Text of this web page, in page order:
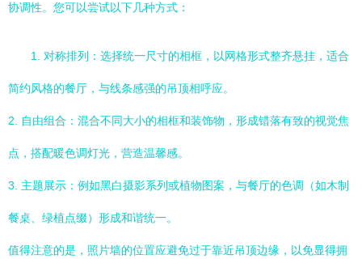
协调性。您可以尝试以下几种方式：
1. 对称排列：选择统一尺寸的相框，以网格形式整齐悬挂，适合
简约风格的餐厅，与线条感强的吊顶相呼应。
2. 自由组合：混合不同大小的相框和装饰物，形成错落有致的视觉焦
点，搭配暖色调灯光，营造温馨感。
3. 主题展示：例如黑白摄影系列或植物图案，与餐厅的色调（如木制
餐桌、绿植点缀）形成和谐统一。
值得注意的是，照片墙的位置应避免过于靠近吊顶边缘，以免显得拥